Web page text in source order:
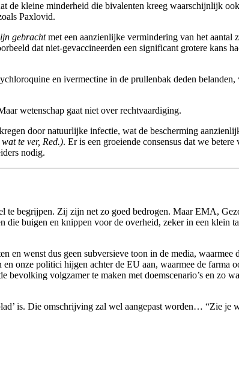
kleine minderheid die bivalenten kreeg waarschijnlijk
Paxlovid.
gebrachtmet een aanzienlijke vermindering van het aantal
dat niet-gevaccineerden een significant grotere kans
en ivermectine in de prullenbak deden
wetenschap gaat niet over rechtvaardiging.
door natuurlijke infectie, wat de bescherming
te ver, Red.). Er is een groeiende consensus dat we
nodig.
begrijpen. Zij zijn net zo goed bedrogen. Maar EMA,
buigen en knippen voor de overheid, zeker in een klein
wenst dus geen subversieve toon in de media,
onze politici hijgen achter de EU aan, waarmee de farma
volgzamer te maken met doemscenario’s en zo
is. Die omschrijving zal wel aangepast worden… “Zie